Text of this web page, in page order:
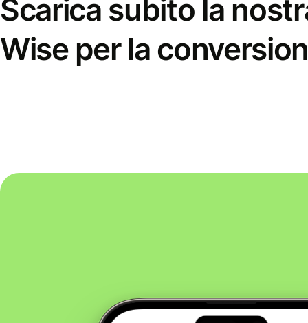
Scarica subito la
Wise per la